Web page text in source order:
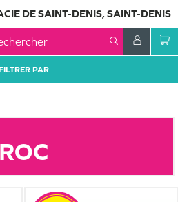
DE SAINT-DENIS, SAINT-DENIS
PAR
ROC